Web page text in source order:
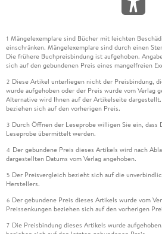
1 Mängelexemplare sind Bücher mit leichten
einschränken. Mängelexemplare sind durch einen
Die frühere Buchpreisbindung ist aufgehoben.
sich auf den gebundenen Preis eines mangelfreien
2 Diese Artikel unterliegen nicht der Preisbindung,
wurde aufgehoben oder der Preis wurde vom Verlag
Alternative wird Ihnen auf der Artikelseite dargestellt.
beziehen sich auf den vorherigen Preis.
3 Durch Öffnen der Leseprobe willigen Sie ein, dass
Leseprobe übermittelt werden.
4 Der gebundene Preis dieses Artikels wird nach
dargestellten Datums vom Verlag angehoben.
5 Der Preisvergleich bezieht sich auf die
Herstellers.
6 Der gebundene Preis dieses Artikels wurde vom
Preissenkungen beziehen sich auf den vorherigen
7 Die Preisbindung dieses Artikels wurde